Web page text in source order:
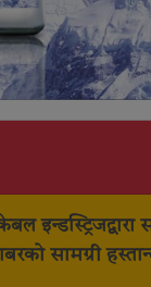
इन्डस्ट्रिजद्वारा
सामग्री